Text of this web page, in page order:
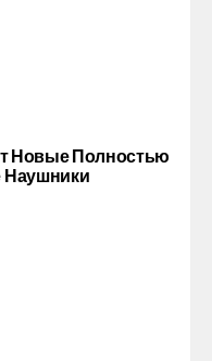
Новые Полностью